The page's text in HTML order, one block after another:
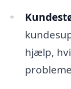
hjælp,